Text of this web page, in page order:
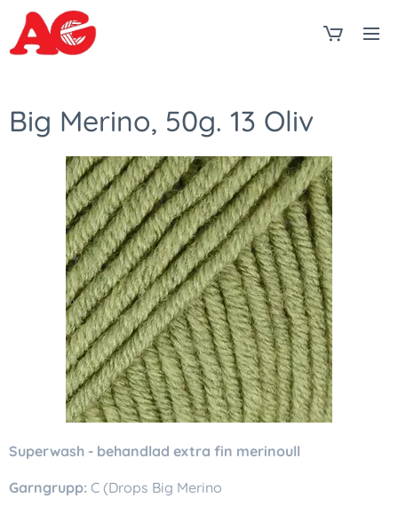
Big Merino, 50g. 13 Oliv
Superwash - behandlad extra fin merinoull
Garngrupp: C (Drops Big Merino